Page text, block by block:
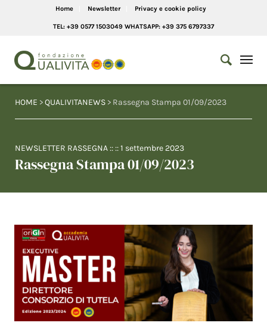
Home Newsletter Privacy e cookie policy
TEL: +39 0577 1503049 WHATSAPP: +39 375 6797337
HOME >QUALIVITANEWS > Rassegna Stampa 01/09/2023
NEWSLETTER RASSEGNA :: ::1 settembre 2023
Rassegna Stampa 01/09/2023